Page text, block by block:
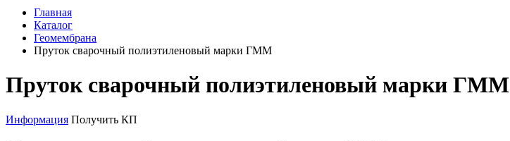
Главная
Каталог
Геомембрана
Пруток сварочный полиэтиленовый марки ГММ
Пруток сварочный полиэтиленовый марки ГММ
Информация Получить КП